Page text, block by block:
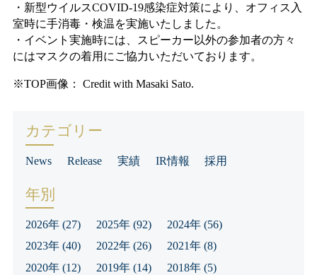
・新型ウイルスCOVID-19感染症対策により、オフィス入
室時に手消毒・検温を実施いたしました。
・イベント実施時には、スピーカー以外の参加者の方々
にはマスクの着用にご協力いただいております。
※TOP画像： Credit with Masaki Sato.
カテゴリー
News Release 実績 IR情報 採用
年別
2026年 (27) 2025年 (92) 2024年 (56)
2023年 (40) 2022年 (26) 2021年 (8)
2020年 (12) 2019年 (14) 2018年 (5)